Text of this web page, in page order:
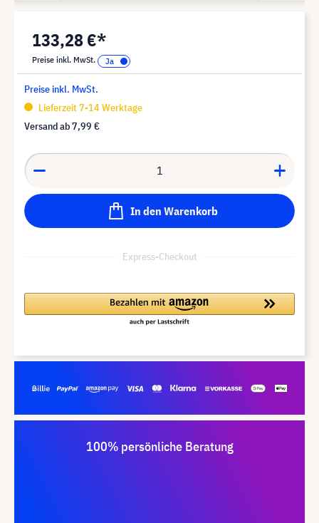
133,28 €*
Preise inkl. MwSt.
Preise inkl. MwSt.
Lieferzeit 7-14 Werktage
Versand ab7,99 €
In den Warenkorb
Express-Checkout
100% persönliche Beratung